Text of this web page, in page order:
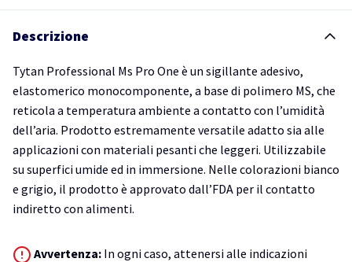
Descrizione
Tytan Professional Ms Pro One è un sigillante adesivo,
elastomerico monocomponente, a base di polimero MS, che
reticola a temperatura ambiente a contatto con l’umidità
dell’aria. Prodotto estremamente versatile adatto sia alle
applicazioni con materiali pesanti che leggeri. Utilizzabile
su superfici umide ed in immersione. Nelle colorazioni bianco
e grigio, il prodotto è approvato dall’FDA per il contatto
indiretto con alimenti.
Avvertenza: In ogni caso, attenersi alle indicazioni